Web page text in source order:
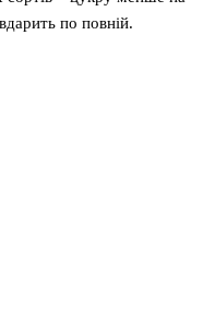
по повній.